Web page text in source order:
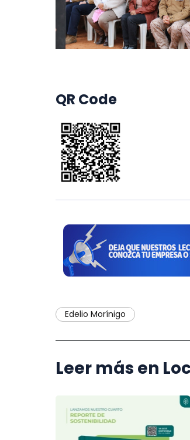
QR Code
Edelio Morínigo
Leer más en